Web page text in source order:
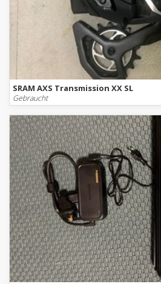
SRAM AXS Transmission XX SL
Gebraucht